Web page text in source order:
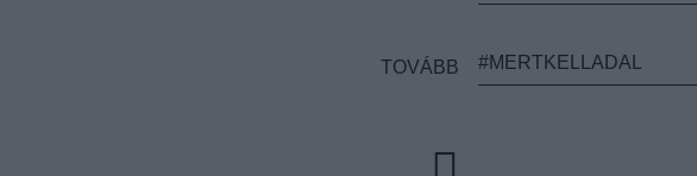
TOVÁBB
#MERTKELLADAL